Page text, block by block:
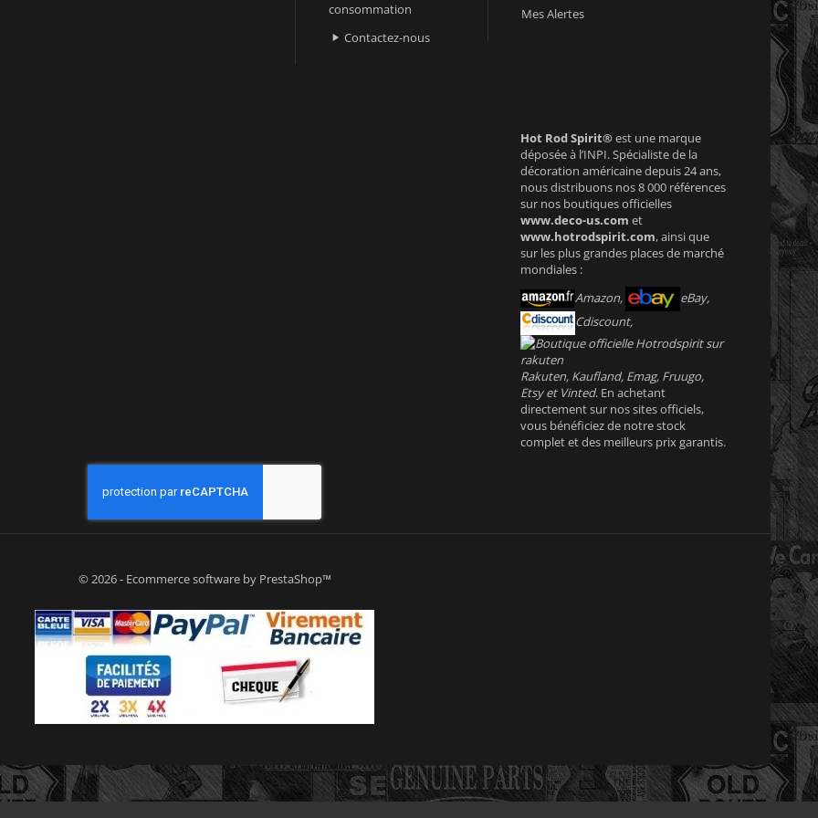
consommation
 Contactez-nous
Mes Alertes
Hot Rod Spirit®est une marque
déposée à l’INPI. Spécialiste de la
décoration américaine depuis 24 ans,
nous distribuons nos 8 000 références
sur nos boutiques officielles
www.deco-us.com et
www.hotrodspirit.com, ainsi que
sur les plus grandes places de marché
mondiales :
Amazon,
eBay,
Cdiscount,
Rakuten, Kaufland, Emag, Fruugo,
Etsy et Vinted. En achetant
directement sur nos sites officiels,
vous bénéficiez de notre stock
complet et des meilleurs prix garantis.
© 2026 - Ecommerce software by PrestaShop™